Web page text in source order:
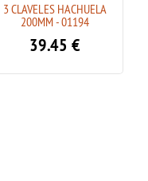
3 CLAVELES HACHUELA
200MM - 01194
39.45 €